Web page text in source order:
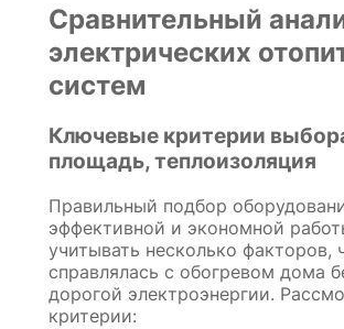
Сравнительный
электрических
систем
Ключевые критерии
площадь, теплоизоляция
Правильный подбор
эффективной и экономной
учитывать несколько факторов,
справлялась с обогревом дома
дорогой электроэнергии.
критерии: